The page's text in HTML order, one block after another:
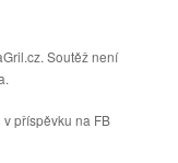
Soutěž není
příspěvku na FB